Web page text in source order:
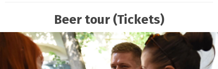
Beer tour (Tickets)